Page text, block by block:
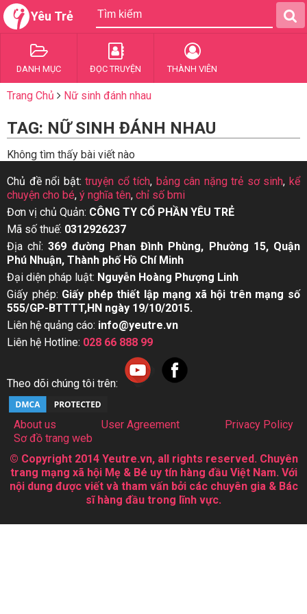
Yêu Trẻ
DANH MỤC ĐỌC TRUYỆN THÀNH VIÊN
Trang Chủ Nữ sinh đánh nhau
TAG: NỮ SINH ĐÁNH NHAU
Không tìm thấy bài viết nào
Chủ đề nổi bật:truyện cổ tích, bảng cân nặng trẻ sơ sinh,kể
chuyện cho bé, ý nghĩa tên, chỉ số bmi
Đơn vị chủ Quản: CÔNG TY CỔ PHẦN YÊU TRẺ
Mã số thuế: 0312926237
Địa chỉ:369 đường Phan Đình Phùng, Phường 15, Quận
Phú Nhuận, Thành phố Hồ Chí Minh
Đại diện pháp luật: Nguyễn Hoàng Phượng Linh
Giấy phép: Giấy phép thiết lập mạng xã hội trên mạng số
555/GP-BTTTT,HN ngày 19/10/2015.
Liên hệ quảng cáo: info@yeutre.vn
Liên hệ Hotline: 028 66 888 99
Theo dõi chúng tôi trên:
About us User Agreement
Privacy Policy
Sơ đồ trang web
© Copyright 2014 Yeutre.vn, all rights reserved. Chuyên
trang mạng xã hội Mẹ & Bé uy tín hàng đầu Việt Nam. Với
nội dung được viết và tham vấn bởi các chuyên gia & Bác
sĩ hàng đầu trong lĩnh vực.